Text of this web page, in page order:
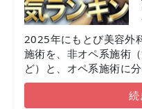
2025年にもとび美容外
施術を、非オペ系施術
ど）と、オペ系施術に
続